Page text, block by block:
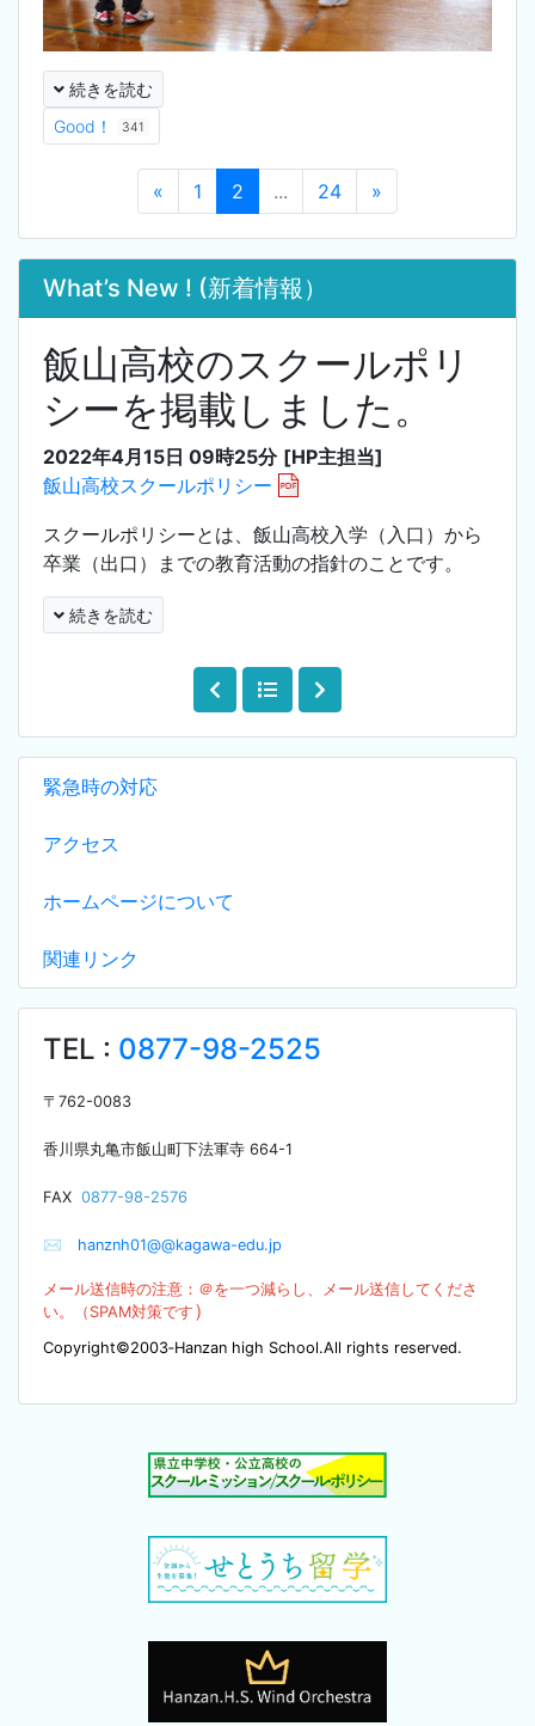
緊急時の対応
アクセス
ホームページについて
関連リンク
TEL : 0877-98-2525
〒 762-0083
香川県丸亀市飯山町下法軍寺 664-1
FAX 0877-98-2576
✉ hanznh01@@kagawa-edu.jp
メール送信時の注意：＠を一つ減らし、メール送信してくださ
い。（SPAM対策です ）
Copyright©2003‐Hanzan high School.All rights reserved.
続きを読む
Good！
341
« 1 2 ... 24 »
What’s New ! (新着情報）
飯山高校のスクールポリ
シーを掲載しました。
2022年4月15日 09時25分 [HP主担当]
飯山高校スクールポリシー
スクールポリシーとは、飯山高校入学（入口）から
卒業（出口）までの教育活動の指針のことです。
続きを読む